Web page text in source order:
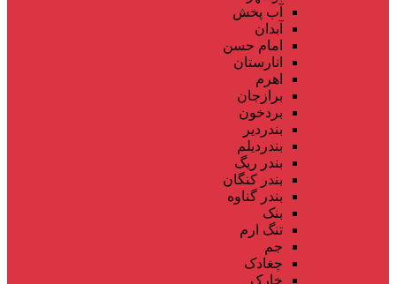
آب پخش
آبدان
امام حسن
انارستان
اهرم
برازجان
بردخون
بندردیر
بندردیلم
بندر ریگ
بندر کنگان
بندر گناوه
بنک
تنگ ارم
جم
چغادک
خارک